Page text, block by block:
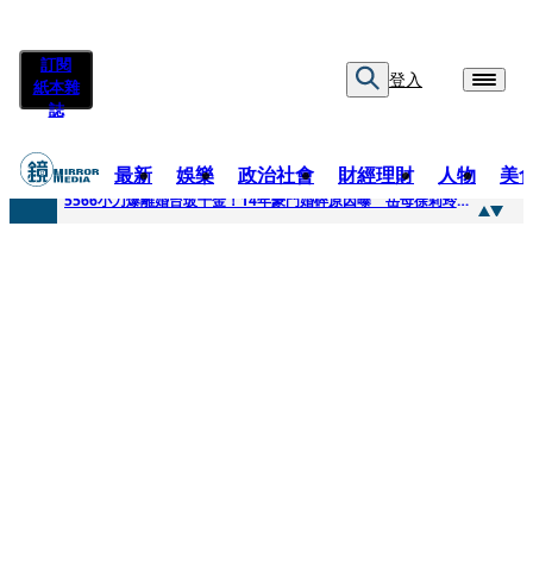
訂閱
紙本雜
誌
登入
最新 娛樂 政治社會 財經理財 人物 美
快訊
5566小刀爆離婚台玻千金！14年豪門婚碎原因曝 岳母徐莉玲風暴意外揭家族祕辛